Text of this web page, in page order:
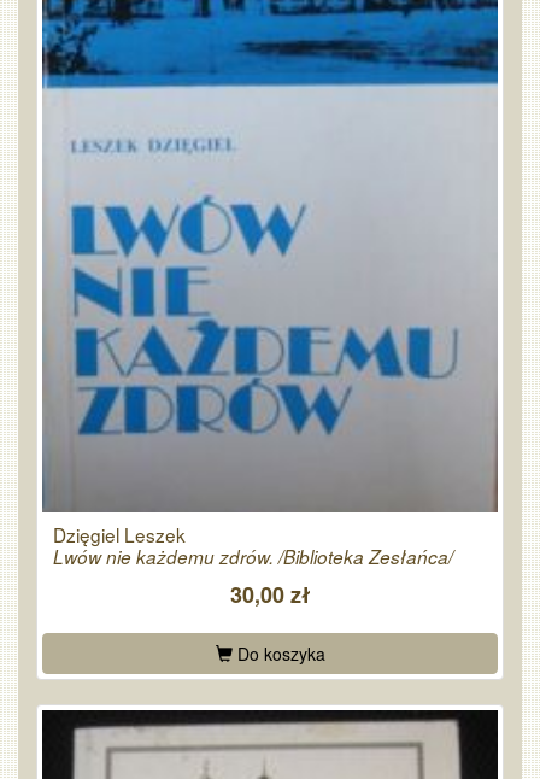
Dzięgiel Leszek
Lwów nie każdemu zdrów. /Biblioteka Zesłańca/
30,00 zł
Do koszyka